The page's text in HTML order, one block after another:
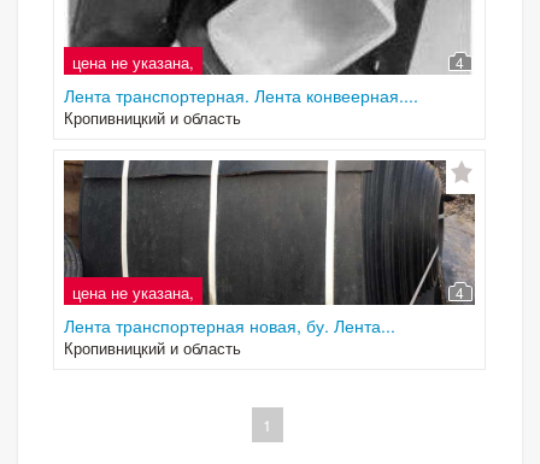
цена не указана, 4
Лента транспортерная. Лента конвеерная....
Кропивницкий и область
цена не указана, 4
Лента транспортерная новая, бу. Лента...
Кропивницкий и область
1